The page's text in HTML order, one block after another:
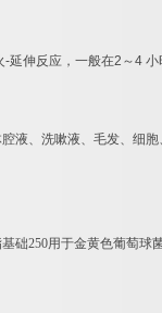
-延伸反应，一般在2 ～4 小
液、洗嗽液、毛发、细胞
础250用于金黄色葡萄球